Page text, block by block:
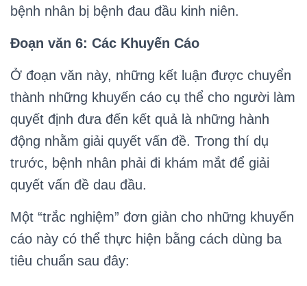
bệnh nhân bị bệnh đau đầu kinh niên.
Đoạn văn 6: Các Khuyến Cáo
Ở đoạn văn này, những kết luận được chuyển
thành những khuyến cáo cụ thể cho người làm
quyết định đưa đến kết quả là những hành
động nhằm giải quyết vấn đề. Trong thí dụ
trước, bệnh nhân phải đi khám mắt để giải
quyết vấn đề dau đầu.
Một “trắc nghiệm” đơn giản cho những khuyến
cáo này có thể thực hiện bằng cách dùng ba
tiêu chuẩn sau đây: